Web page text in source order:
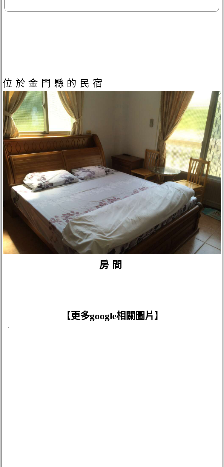
位於金門縣的民宿
房間
【更多google相關圖片】